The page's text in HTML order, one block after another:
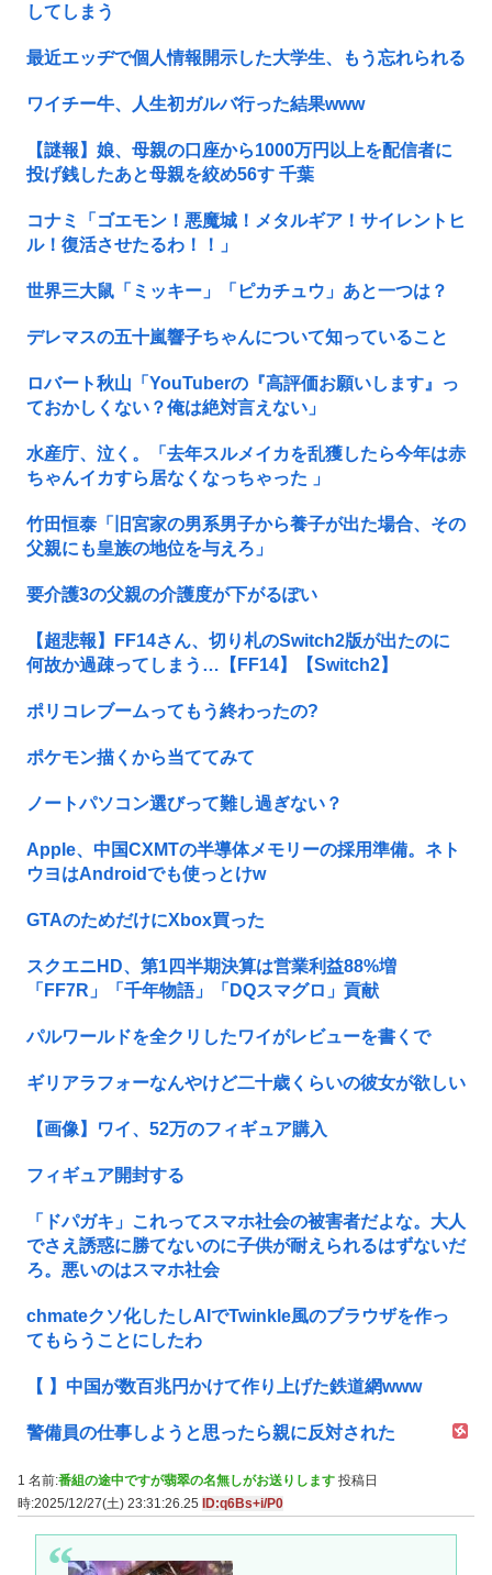
してしまう
最近エッヂで個人情報開示した大学生、もう忘れられる
ワイチー牛、人生初ガルバ行った結果www
【謎報】娘、母親の口座から1000万円以上を配信者に
投げ銭したあと母親を絞め56す 千葉
コナミ「ゴエモン！悪魔城！メタルギア！サイレントヒ
ル！復活させたるわ！！」
世界三大鼠「ミッキー」「ピカチュウ」あと一つは？
デレマスの五十嵐響子ちゃんについて知っていること
ロバート秋山「YouTuberの『高評価お願いします』っ
ておかしくない？俺は絶対言えない」
水産庁、泣く。「去年スルメイカを乱獲したら今年は赤
ちゃんイカすら居なくなっちゃった 」
竹田恒泰「旧宮家の男系男子から養子が出た場合、その
父親にも皇族の地位を与えろ」
要介護3の父親の介護度が下がるぽい
【超悲報】FF14さん、切り札のSwitch2版が出たのに
何故か過疎ってしまう…【FF14】【Switch2】
ポリコレブームってもう終わったの?
ポケモン描くから当ててみて
ノートパソコン選びって難し過ぎない？
Apple、中国CXMTの半導体メモリーの採用準備。ネト
ウヨはAndroidでも使っとけw
GTAのためだけにXbox買った
スクエニHD、第1四半期決算は営業利益88%増
「FF7R」「千年物語」「DQスマグロ」貢献
パルワールドを全クリしたワイがレビューを書くで
ギリアラフォーなんやけど二十歳くらいの彼女が欲しい
【画像】ワイ、52万のフィギュア購入
フィギュア開封する
「ドパガキ」これってスマホ社会の被害者だよな。大人
でさえ誘惑に勝てないのに子供が耐えられるはずないだ
ろ。悪いのはスマホ社会
chmateクソ化したしAIでTwinkle風のブラウザを作っ
てもらうことにしたわ
【 】中国が数百兆円かけて作り上げた鉄道網www
警備員の仕事しようと思ったら親に反対された
1 名前:番組の途中ですが翡翠の名無しがお送りします 投稿日
時:2025/12/27(土) 23:31:26.25
ID:q6Bs+i/P0